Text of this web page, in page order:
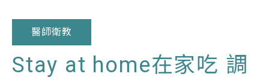
醫師衛教
Stay at home在家吃 調